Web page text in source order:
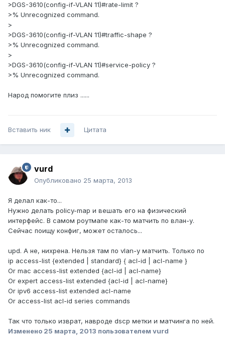
>DGS-3610(config-if-VLAN 11)#rate-limit ?
>% Unrecognized command.
>
>DGS-3610(config-if-VLAN 11)#traffic-shape ?
>% Unrecognized command.
>
>DGS-3610(config-if-VLAN 11)#service-policy ?
>% Unrecognized command.
Народ помогите плиз ......
Вставить ник Цитата
vurd
Опубликовано 25 марта, 2013
Я делал как-то...
Нужно делать policy-map и вешать его на физический
интерфейс. В самом роутмапе как-то матчить по влан-у.
Сейчас поищу конфиг, может осталось...
upd. А не, нихрена. Нельзя там по vlan-у матчить. Только по
ip access-list {extended | standard} { acl-id | acl-name }
Or mac access-list extended {acl-id | acl-name}
Or expert access-list extended {acl-id | acl-name}
Or ipv6 access-list extended acl-name
Or access-list acl-id series commands
Так что только изврат, навроде dscp метки и матчинга по ней.
Изменено 25 марта, 2013 пользователем vurd